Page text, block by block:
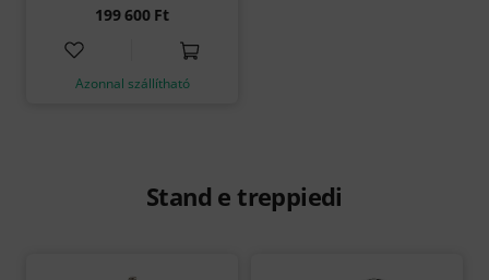
199 600 Ft
Azonnal szállítható
Stand e treppiedi